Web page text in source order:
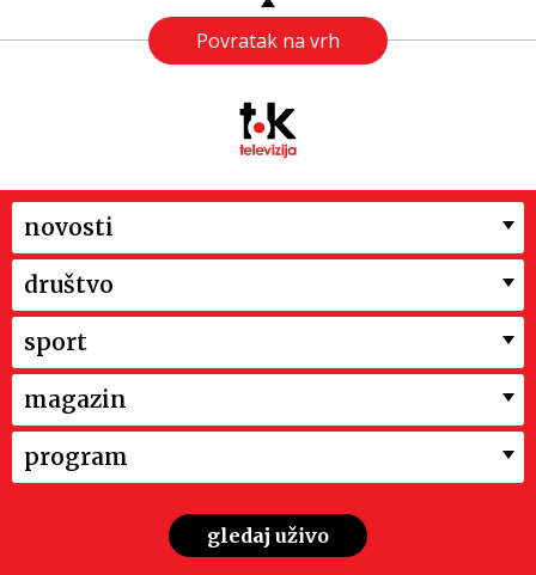
Povratak na vrh
novosti
društvo
sport
magazin
program
gledaj uživo